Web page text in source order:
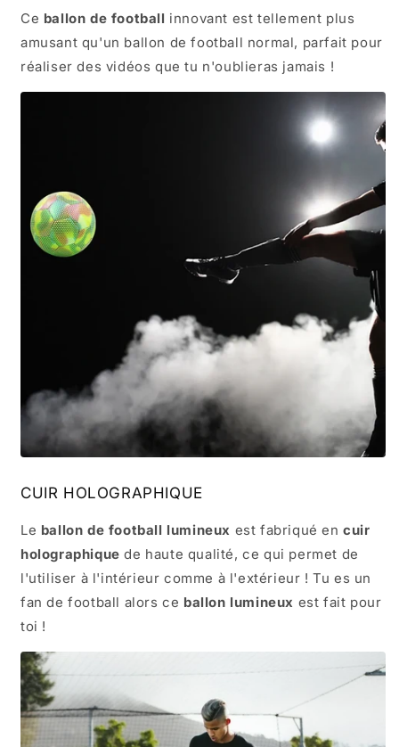
Ce ballon de football innovant est tellement plus
amusant qu'un ballon de football normal, parfait pour
réaliser des vidéos que tu n'oublieras jamais !
CUIR HOLOGRAPHIQUE
Le ballon de football lumineux est fabriqué encuir
holographique de haute qualité, ce qui permet de
l'utiliser à l'intérieur comme à l'extérieur ! Tu es un
fan de football alors ce ballon lumineux est fait pour
toi !